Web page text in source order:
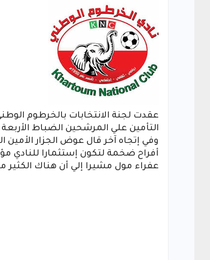
عقدت لجنة الانتخابات بالخرطوم
التأمين علي المرشحين الضباط
وفي إتجاه آخر قال عوض الجزار
أفراح ضخمة لتكون إستثمارا للنادي
عفراء مول مشيرا إلي أن هناك الكثير